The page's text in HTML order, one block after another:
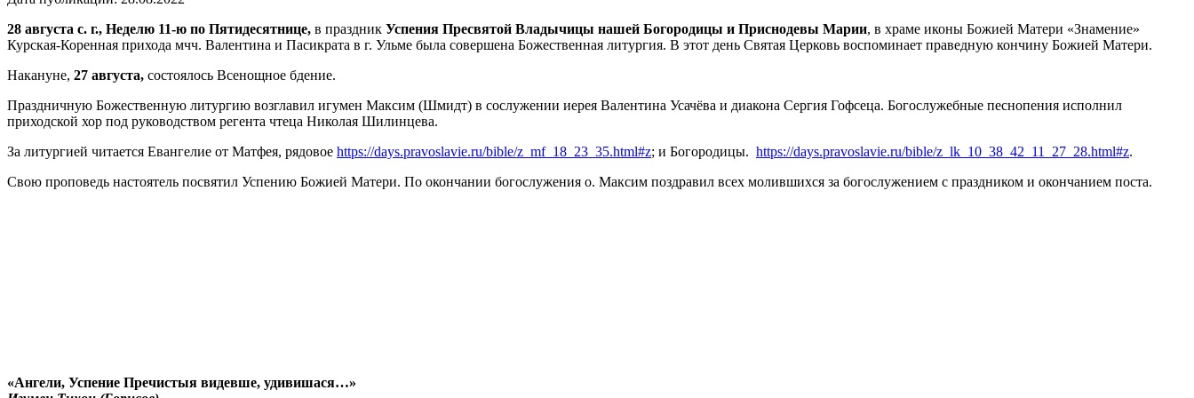
28 августа с. г., Неделю 11-ю по Пятидесятнице, в праздник Успения Пресвятой Владычицы нашей Богородицы и Приснодевы Марии, в храме иконы Божией Матери «Знамение»
Курская-Коренная прихода мчч. Валентина и Пасикрата в г. Ульме была совершена Божественная литургия. В этот день Святая Церковь воспоминает праведную кончину Божией Матери.
Накануне, 27 августа, состоялось Всенощное бдение.
Праздничную Божественную литургию возглавил игумен Максим (Шмидт) в сослужении иерея Валентина Усачёва и диакона Сергия Гофсеца. Богослужебные песнопения исполнил
приходской хор под руководством регента чтеца Николая Шилинцева.
За литургией читается Евангелие от Матфея, рядовое https://days.pravoslavie.ru/bible/z_mf_18_23_35.html#z; и Богородицы. https://days.pravoslavie.ru/bible/z_lk_10_38_42_11_27_28.html#z.
Свою проповедь настоятель посвятил Успению Божией Матери. По окончании богослужения о. Максим поздравил всех молившихся за богослужением с праздником и окончанием поста.
«Ангели, Успение Пречистыя видевше, удивишася…»